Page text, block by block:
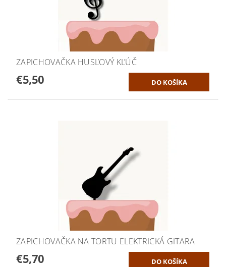
ZAPICHOVAČKA HUSĽOVÝ KĽÚČ
€5,50
ZAPICHOVAČKA NA TORTU ELEKTRICKÁ GITARA
€5,70